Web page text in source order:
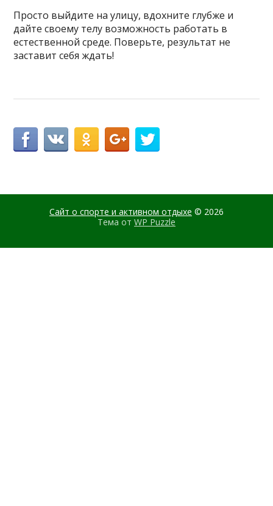
Просто выйдите на улицу, вдохните глубже и
дайте своему телу возможность работать в
естественной среде. Поверьте, результат не
заставит себя ждать!
Сайт о спорте и активном отдыхе © 2026
Тема от WP Puzzle